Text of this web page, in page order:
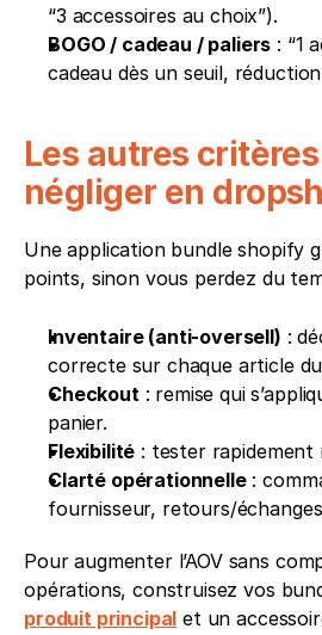
“3 accessoires au choix”).
BOGO / cadeau / paliers : “1
cadeau dès un seuil,
Les autres
négliger en
Une application bundle shopify
points, sinon vous perdez du
Inventaire (anti-oversell) :
correcte sur chaque article
Checkout : remise qui
panier.
Flexibilité : tester rapidement
Clarté opérationnelle :
fournisseur, retours/
Pour augmenter l’AOV sans
opérations, construisez vos
produit principal et un